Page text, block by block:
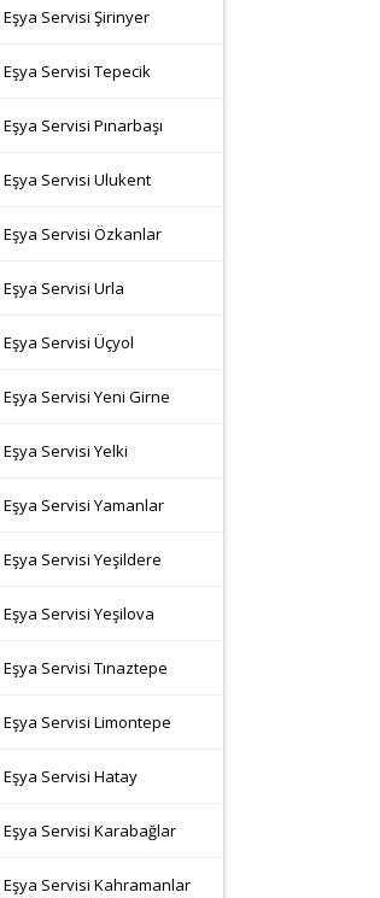
Servisi Şirinyer
Servisi Tepecik
Servisi Pınarbaşı
Servisi Ulukent
Servisi Özkanlar
Servisi Urla
Servisi Üçyol
Servisi Yeni Girne
Servisi Yelki
Servisi Yamanlar
Servisi Yeşildere
Servisi Yeşilova
Servisi Tınaztepe
Servisi Limontepe
Servisi Hatay
Servisi Karabağlar
Servisi Kahramanlar